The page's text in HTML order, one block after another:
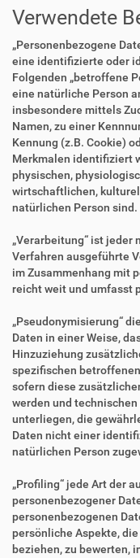
Verwendete
„Personenbezogene
eine identifizierte oder
Folgenden „betroffene
eine natürliche Person
insbesondere mittels
Namen, zu einer
Kennung (z.B. Cookie)
Merkmalen identifiziert
physischen,
wirtschaftlichen,
natürlichen Person sind.
„Verarbeitung“ ist
Verfahren ausgeführte
im Zusammenhang mit
reicht weit und umfasst
„Pseudonymisierung“
Daten in einer Weise,
Hinzuziehung
spezifischen
sofern diese
werden und
unterliegen, die
Daten nicht einer
natürlichen Person
„Profiling“ jede Art der
personenbezogener
personenbezogenen
persönliche Aspekte,
beziehen, zu bewerten,